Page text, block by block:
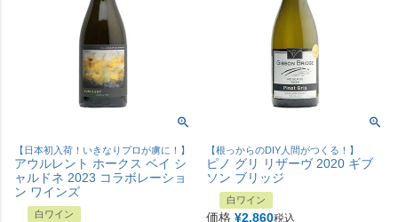
【日本初入荷！いきなりプロが虜に！】
アウルレント ホークス ベイ シ
ャルドネ 2023 コラボレーショ
ン ワインズ
白ワイン
【根っからのDIY人間がつくる！】
ピノ グリ リザーヴ 2020 ギブ
ソン ブリッジ
白ワイン
価格 ¥2,860税込